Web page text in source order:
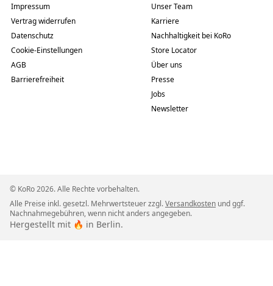
Impressum
Vertrag widerrufen
Datenschutz
Cookie-Einstellungen
AGB
Barrierefreiheit
Unser Team
Karriere
Nachhaltigkeit bei KoRo
Store Locator
Über uns
Presse
Jobs
Newsletter
© KoRo 2026. Alle Rechte vorbehalten.
Alle Preise inkl. gesetzl. Mehrwertsteuer zzgl.Versandkosten und ggf.
Nachnahmegebühren, wenn nicht anders angegeben.
Hergestellt mit 🔥 in Berlin.